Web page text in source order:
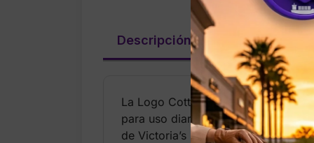
Descripción Valoraciones
La Logo Cotton Thong Panty está
para uso diario. Su diseño tipo
de Victoria’s Secret añade un